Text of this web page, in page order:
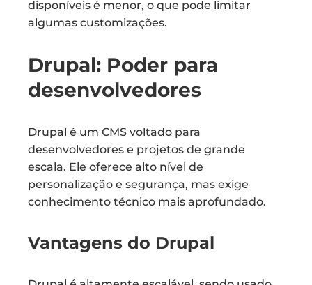
disponíveis é menor, o que pode limitar
algumas customizações.
Drupal: Poder para
desenvolvedores
Drupal é um CMS voltado para
desenvolvedores e projetos de grande
escala. Ele oferece alto nível de
personalização e segurança, mas exige
conhecimento técnico mais aprofundado.
Vantagens do Drupal